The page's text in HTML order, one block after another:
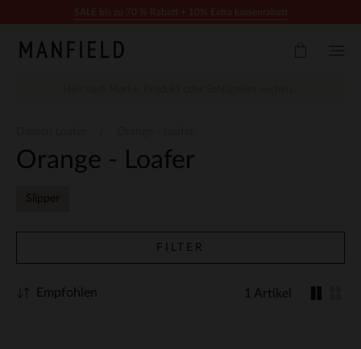
Orange - Loafer
Slipper
FILTER
1 Artikel
Empfohlen